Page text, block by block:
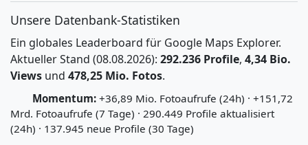
Unsere Datenbank-Statistiken
Ein globales Leaderboard für Google Maps Explorer.
Aktueller Stand (08.08.2026): 292.236 Profile, 4,34 Bio.
Views und 478,25 Mio. Fotos.
Momentum: +36,89 Mio. Fotoaufrufe (24h) · +151,72
Mrd. Fotoaufrufe (7 Tage) · 290.449 Profile aktualisiert
(24h) · 137.945 neue Profile (30 Tage)